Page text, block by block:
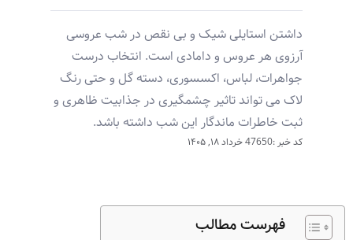
داشتن استایلی شیک و بی نقص در شب عروسی
آرزوی هر عروس و دامادی است. انتخاب درست
جواهرات، لباس، اکسسوری، دسته گل و حتی رنگ
لاک می تواند تاثیر چشمگیری در جذابیت ظاهری و
ثبت خاطرات ماندگار این شب داشته باشد.
کد خبر :47650 خرداد ۱۸, ۱۴۰۵
فهرست مطالب